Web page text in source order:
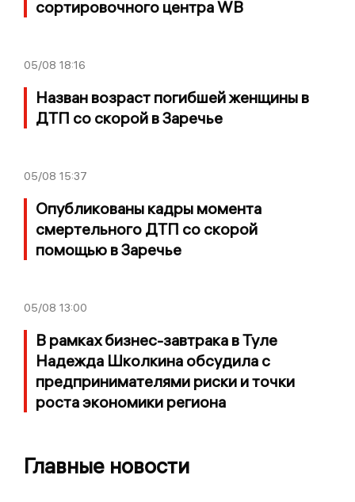
сортировочного центра WB
05/08 18:16
Назван возраст погибшей женщины в
ДТП со скорой в Заречье
05/08 15:37
Опубликованы кадры момента
смертельного ДТП со скорой
помощью в Заречье
05/08 13:00
В рамках бизнес-завтрака в Туле
Надежда Школкина обсудила с
предпринимателями риски и точки
роста экономики региона
Главные новости